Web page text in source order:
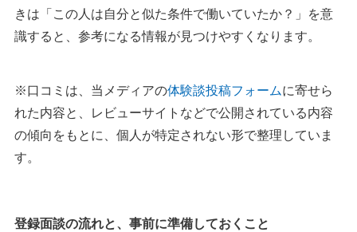
きは「この人は自分と似た条件で働いていたか？」を意
識すると、参考になる情報が見つけやすくなります。
※口コミは、当メディアの体験談投稿フォームに寄せら
れた内容と、レビューサイトなどで公開されている内容
の傾向をもとに、個人が特定されない形で整理していま
す。
登録面談の流れと、事前に準備しておくこと